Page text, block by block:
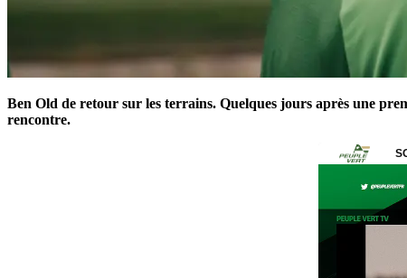
Ben Old de retour sur les terrains. Quelques jours après une
rencontre.